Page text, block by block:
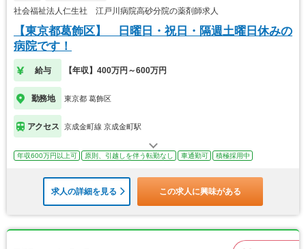
社会福祉法人仁生社 江戸川病院高砂分院の薬剤師求人
【東京都葛飾区】 日曜日・祝日・隔週土曜日休みの
病院です！
給与 【年収】400万円～600万円
勤務地 東京都 葛飾区
アクセス 京成金町線 京成金町駅
年収600万円以上可 原則、引越しを伴う転勤なし 車通勤可 積極採用中
求人の詳細を見る この求人に興味がある